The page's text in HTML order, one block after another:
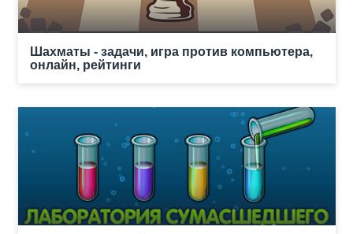
Шахматы - задачи, игра против компьютера,
онлайн, рейтинги